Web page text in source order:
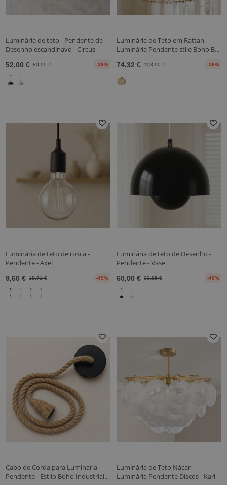
Luminária de teto - Pendente de
Desenho escandinavo - Circus
52,00 € 80,90 € -36%
Luminária de Teto em Rattan -
Luminária Pendente stile Boho B...
74,32 € 103,90 € -29%
Luminária de teto de rosca -
Pendente - Axel
9,60 € 18,71 € -49%
Luminária de teto de Desenho -
Pendente - Vase
60,00 € 99,85 € -40%
Cabo de Corda para Luminária
Pendente - Estilo Boho Industrial...
Luminária de Teto Nácar -
Luminária Pendente Discos - Karl